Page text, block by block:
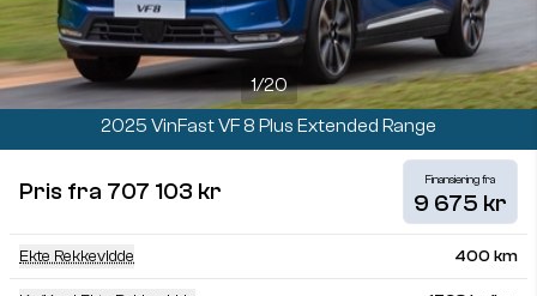
1/20
2025 VinFast VF 8 Plus Extended Range
Pris fra 707 103 kr Finansiering fra
9 675 kr
Ekte Rekkevidde 400 km